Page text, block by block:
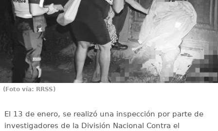
(Foto vía: RRSS)
El 13 de enero, se realizó una inspección por parte de
investigadores de la División Nacional Contra el